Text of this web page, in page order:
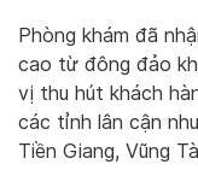
Phòng khám đã
cao từ đông đảo
vị thu hút khách
các tỉnh lân cận
Tiền Giang, Vũng